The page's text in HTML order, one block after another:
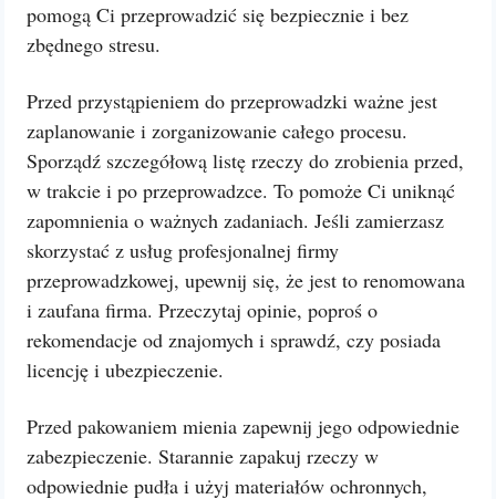
pomogą Ci przeprowadzić się bezpiecznie i bez
zbędnego stresu.
Przed przystąpieniem do przeprowadzki ważne jest
zaplanowanie i zorganizowanie całego procesu.
Sporządź szczegółową listę rzeczy do zrobienia przed,
w trakcie i po przeprowadzce. To pomoże Ci uniknąć
zapomnienia o ważnych zadaniach. Jeśli zamierzasz
skorzystać z usług profesjonalnej firmy
przeprowadzkowej, upewnij się, że jest to renomowana
i zaufana firma. Przeczytaj opinie, poproś o
rekomendacje od znajomych i sprawdź, czy posiada
licencję i ubezpieczenie.
Przed pakowaniem mienia zapewnij jego odpowiednie
zabezpieczenie. Starannie zapakuj rzeczy w
odpowiednie pudła i użyj materiałów ochronnych,